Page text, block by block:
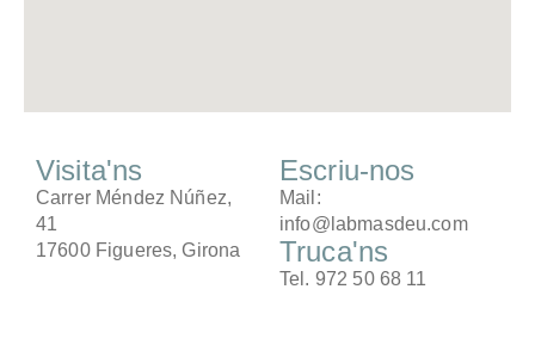
Visita'ns
Carrer Méndez Núñez,
41
17600 Figueres, Girona
Escriu-nos
Mail:
info@labmasdeu.com
Truca'ns
Tel. 972 50 68 11